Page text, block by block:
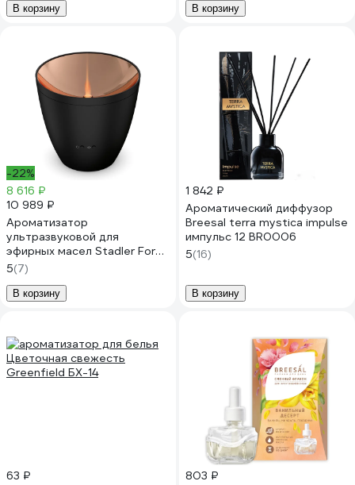
В корзину В корзину
-22%
8 616 ₽
10 989 ₽
Ароматизатор
ультразвуковой для
эфирных масел Stadler Form
Zoe, автоматический с
подсветкой, черный Z-002
5(7)
В корзину
1 842 ₽
Ароматический диффузор
Breesal terra mystica impulse
импульс 12 BR0006
5(16)
В корзину
63 ₽
803 ₽